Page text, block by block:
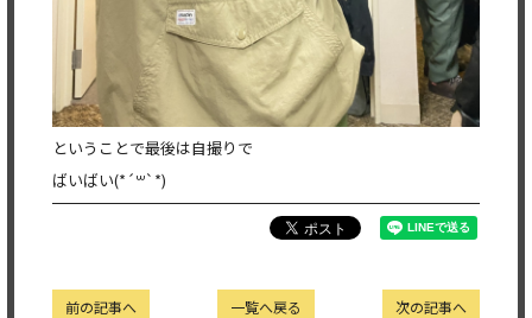
ということで最後は自撮りで
ばいばい(*´꒳`*)
次の記事へ
一覧へ戻る
前の記事へ